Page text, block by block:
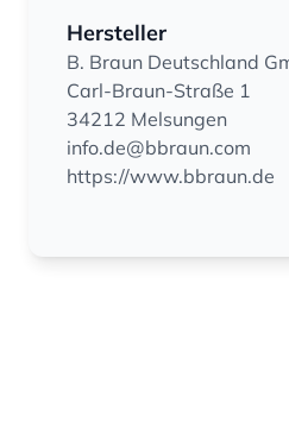
Hersteller
B. Braun Deutschland
Carl-Braun-Straße 1
34212 Melsungen
info.de@bbraun.com
https://www.bbraun.de